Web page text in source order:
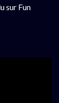
sur Fun